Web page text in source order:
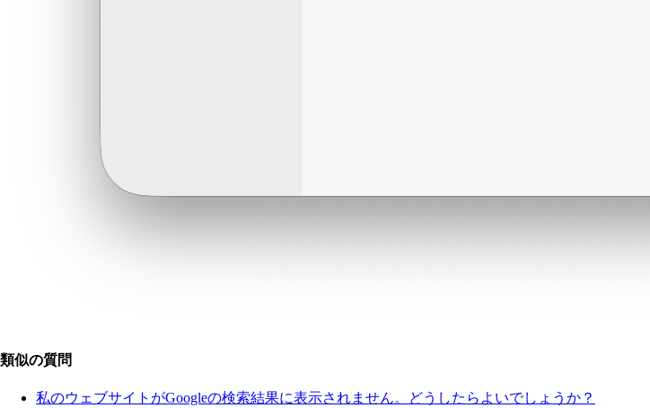
類似の質問
私のウェブサイトがGoogleの検索結果に表示されません。どうしたらよいでしょうか？